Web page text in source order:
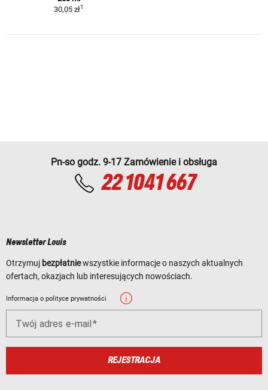
30,05 zł1
Pn-so godz. 9-17 Zamówienie i obsługa
22 1041 667
Newsletter Louis
Otrzymuj bezpłatniewszystkie informacje o naszych aktualnych
ofertach, okazjach lub interesujących nowościach.
Informacja o polityce prywatności
Twój adres e-mail
REJESTRACJA